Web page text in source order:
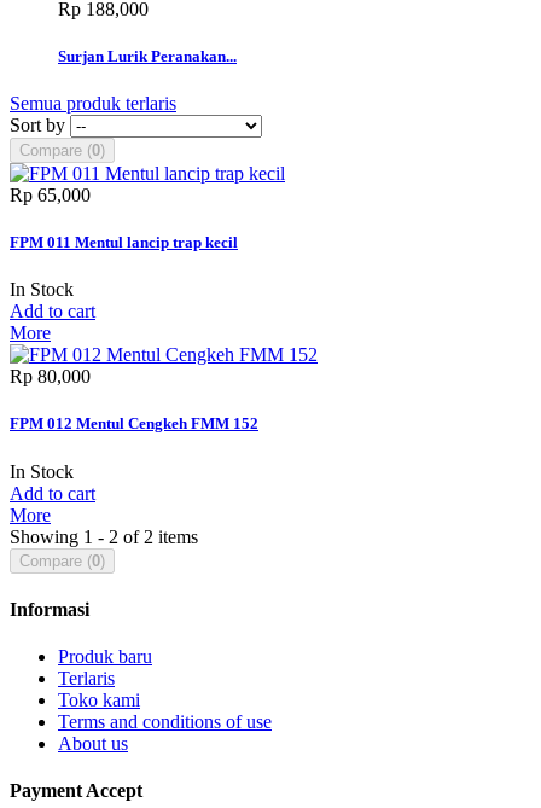
Rp‎ 188,000
Surjan Lurik Peranakan...
Semua produk terlaris
Sort by
Compare (0)
Rp‎ 65,000
FPM 011 Mentul lancip trap kecil
In Stock
Add to cart
More
Rp‎ 80,000
FPM 012 Mentul Cengkeh FMM 152
In Stock
Add to cart
More
Showing 1 - 2 of 2 items
Compare (0)
Informasi
Produk baru
Terlaris
Toko kami
Terms and conditions of use
About us
Payment Accept